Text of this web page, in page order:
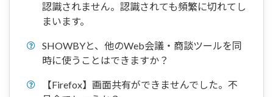
認識されません。認識されても頻繁に切れてし
まいます。
SHOWBYと、他のWeb会議・商談ツールを同
時に使うことはできますか？
【Firefox】画面共有ができませんでした。不